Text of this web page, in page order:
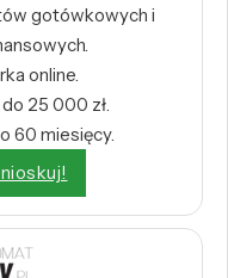
gotówkowych i
online.
25 000 zł.
60 miesięcy.